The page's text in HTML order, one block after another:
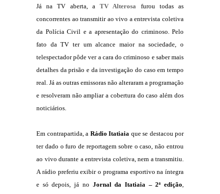
Já na TV aberta, aTV Alterosa furou todas as
concorrentes ao transmitir ao vivo a entrevista coletiva
da Polícia Civil e a apresentação do criminoso. Pelo
fato da TV ter um alcance maior na sociedade, o
telespectador pôde ver a cara do criminoso e saber mais
detalhes da prisão e da investigação do caso em tempo
real. Já as outras emissoras não alteraram a programação
e resolveram não ampliar a cobertura do caso além dos
noticiários.
Em contrapartida, a Rádio Itatiaia que se destacou por
ter dado o furo de reportagem sobre o caso, não entrou
ao vivo durante a entrevista coletiva, nem a transmitiu.
A rádio preferiu exibir o programa esportivo na íntegra
e só depois, já no Jornal da Itatiaia – 2ª edição,